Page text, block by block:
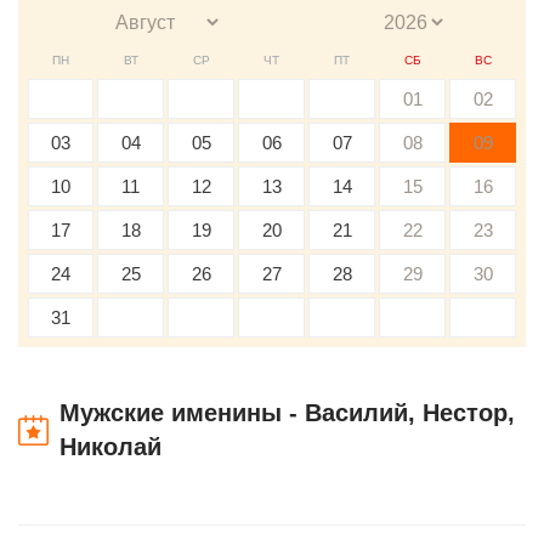
ПН ВТ СР ЧТ ПТ СБ ВС
01 02
03 04 05 06 07 08 09
10 11 12 13 14 15 16
17 18 19 20 21 22 23
24 25 26 27 28 29 30
31
Мужские именины - Василий, Нестор,
Николай